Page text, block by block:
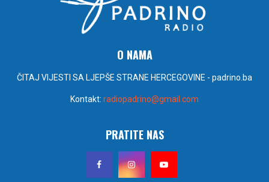
O NAMA
ČITAJ VIJESTI SA LJEPŠE STRANE HERCEGOVINE - padrino.ba
Kontakt: radiopadrino@gmail.com
PRATITE NAS